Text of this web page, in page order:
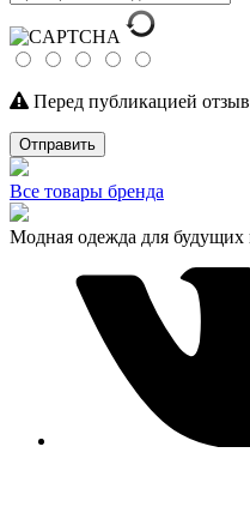
Перед публикацией
Отправить
Все товары бренда
Модная одежда для будущих